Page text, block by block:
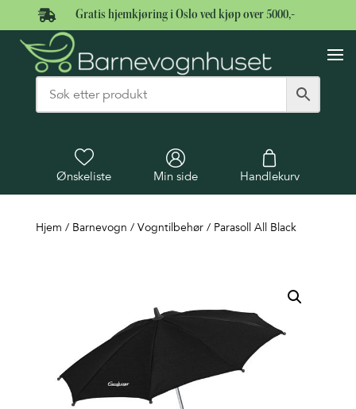
 Gratis hjemkjøring i Oslo ved kjøp over 5000,-
Ønskeliste Min side Handlekurv
Hjem / Barnevogn / Vogntilbehør/ Parasoll All Black